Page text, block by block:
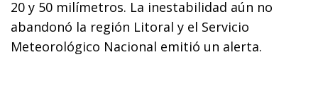
20 y 50 milímetros. La inestabilidad aún no
abandonó la región Litoral y el Servicio
Meteorológico Nacional emitió un alerta.